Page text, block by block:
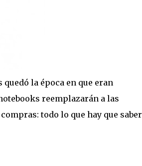
la época en que eran
reemplazarán a las
todo lo que hay que saber